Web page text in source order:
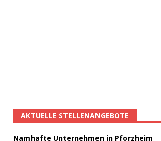
AKTUELLE STELLENANGEBOTE
Namhafte Unternehmen in Pforzheim